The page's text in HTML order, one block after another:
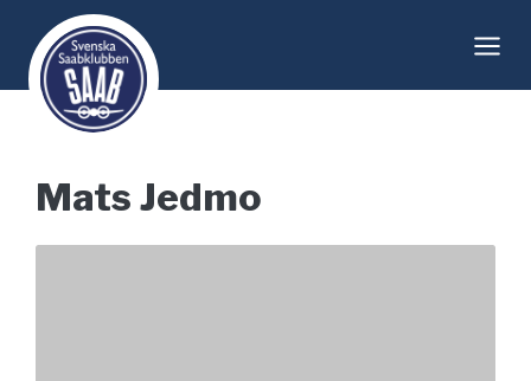
content
Mats Jedmo